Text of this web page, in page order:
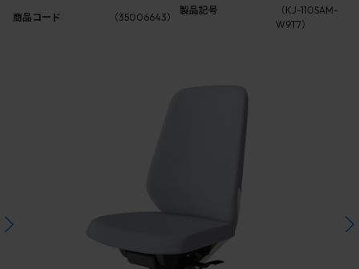
商品コード （35006643）
製品記号
（KJ-110SAM-
W9T7）